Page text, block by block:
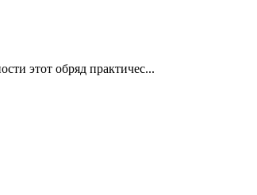
этот обряд практичес...